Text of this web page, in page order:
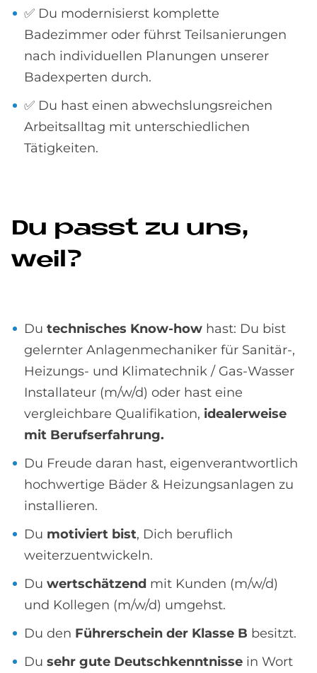
✅ Du modernisierst komplette
Badezimmer oder führst Teilsanierungen
nach individuellen Planungen unserer
Badexperten durch.
✅ Du hast einen abwechslungsreichen
Arbeitsalltag mit unterschiedlichen
Tätigkeiten.
Du passt zu uns,
weil?
Du technisches Know-how hast: Du bist
gelernter Anlagenmechaniker für Sanitär-,
Heizungs- und Klimatechnik / Gas-Wasser
Installateur (m/w/d) oder hast eine
vergleichbare Qualifikation, idealerweise
mit Berufserfahrung.
Du Freude daran hast, eigenverantwortlich
hochwertige Bäder & Heizungsanlagen zu
installieren.
Du motiviert bist, Dich beruflich
weiterzuentwickeln.
Du wertschätzend mit Kunden (m/w/d)
und Kollegen (m/w/d) umgehst.
Du den Führerschein der Klasse B besitzt.
Du sehr gute Deutschkenntnisse in Wort